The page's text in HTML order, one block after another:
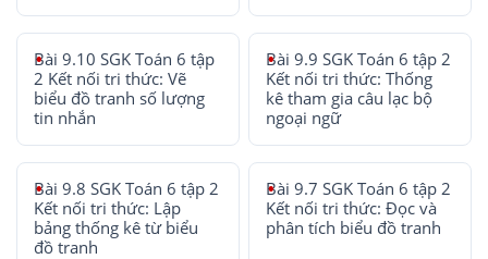
Bài 9.10 SGK Toán 6 tập
2 Kết nối tri thức: Vẽ
biểu đồ tranh số lượng
tin nhắn
Bài 9.9 SGK Toán 6 tập 2
Kết nối tri thức: Thống
kê tham gia câu lạc bộ
ngoại ngữ
Bài 9.8 SGK Toán 6 tập 2
Kết nối tri thức: Lập
bảng thống kê từ biểu
đồ tranh
Bài 9.7 SGK Toán 6 tập 2
Kết nối tri thức: Đọc và
phân tích biểu đồ tranh